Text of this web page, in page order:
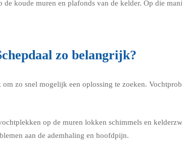
koude muren en plafonds van de kelder. Op die
zo belangrijk?
zo snel mogelijk een oplossing te zoeken.
op de muren lokken schimmels en
aan de ademhaling en hoofdpijn.